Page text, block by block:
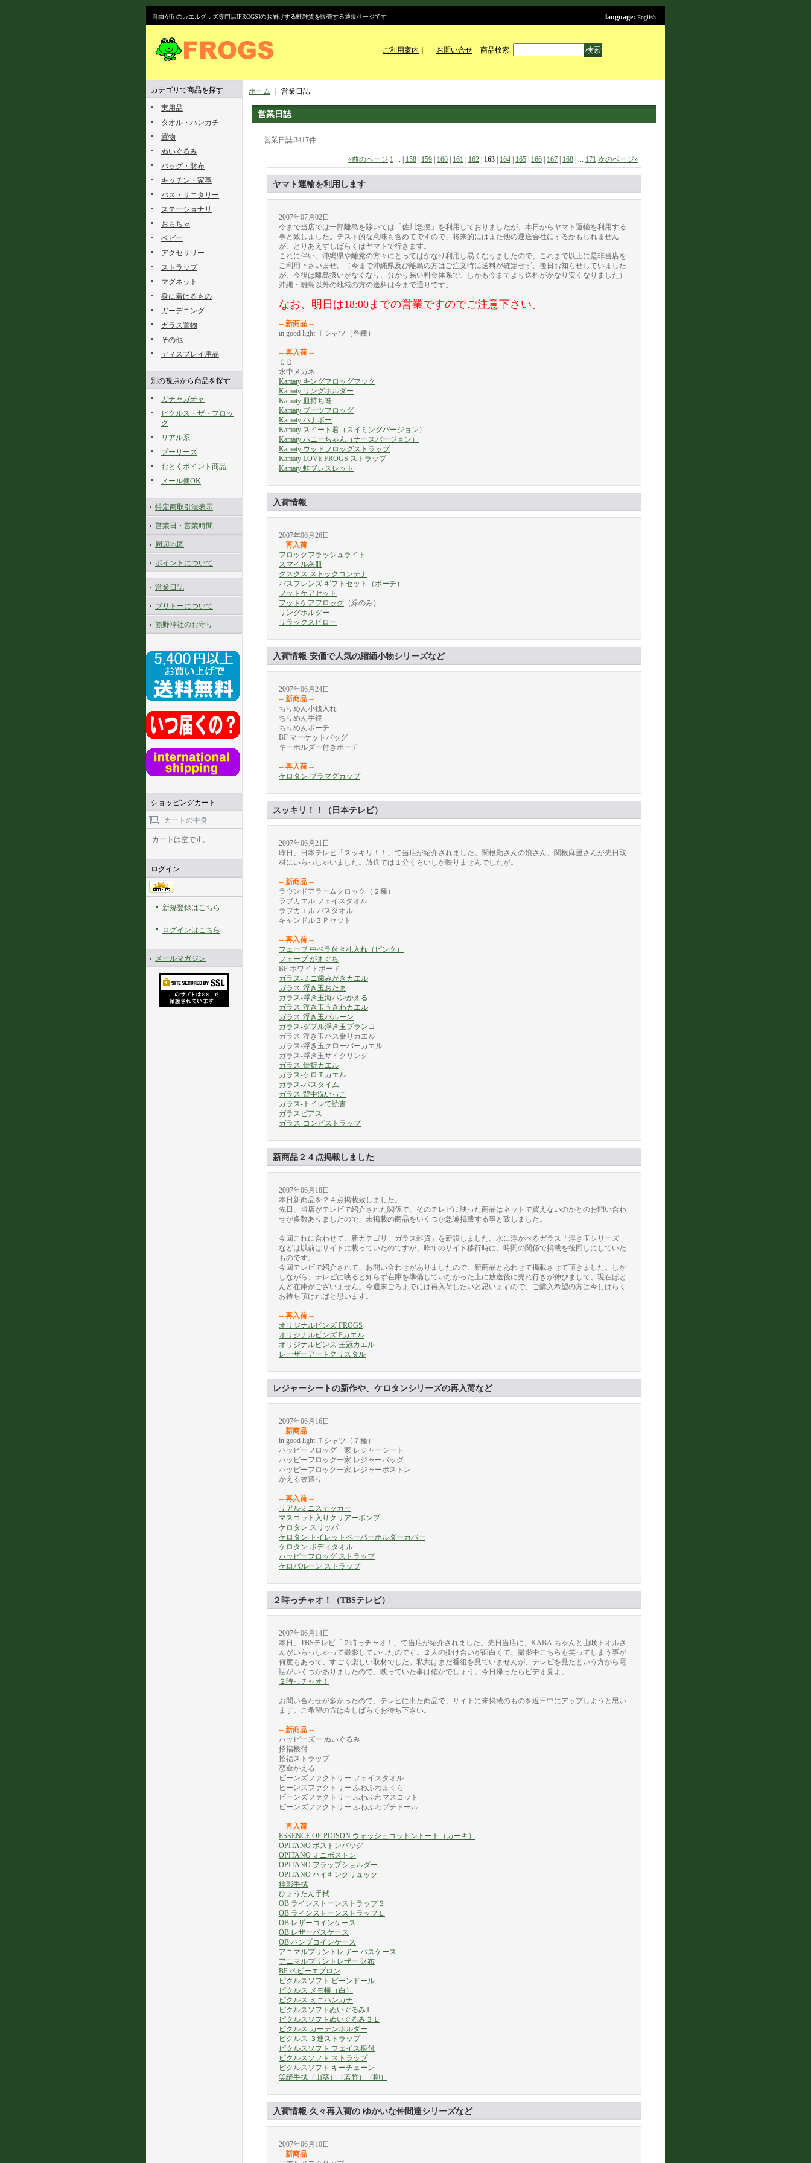
language: English
自由が丘のカエルグッズ専門店[FROGS]のお届けする蛙雑貨を販売する通販ページです
ご利用案内 お問い合せ 商品検索:
カテゴリで商品を探す
実用品
タオル・ハンカチ
置物
ぬいぐるみ
バッグ・財布
キッチン・家事
バス・サニタリー
ステーショナリ
おもちゃ
ベビー
アクセサリー
ストラップ
マグネット
身に着けるもの
ガーデニング
ガラス置物
その他
ディスプレイ用品
別の視点から商品を探す
ガチャガチャ
ピクルス・ザ・フロッ
グ
リアル系
プーリーズ
おとくポイント商品
メール便OK
特定商取引法表示
営業日・営業時間
周辺地図
ポイントについて
営業日誌
ブリトーについて
熊野神社のお守り
ショッピングカート
カートの中身
カートは空です。
ログイン
新規登録はこちら
ログインはこちら
メールマガジン
ホーム 営業日誌
営業日誌
営業日誌:3417件
«前のページ 1 ... 158 159 160 161 162 163 164 165 166 167 168 ... 171 次のページ»
ヤマト運輸を利用します
2007年07月02日
今まで当店では一部離島を除いては「佐川急便」を利用しておりましたが、本日からヤマト運輸を利用する
事と致しました。テスト的な意味も含めてですので、将来的にはまた他の運送会社にするかもしれません
が、とりあえずしばらくはヤマトで行きます。
これに伴い、沖縄県や離党の方々にとってはかなり利用し易くなりましたので、これまで以上に是非当店を
ご利用下さいませ。（今まで沖縄県及び離島の方はご注文時に送料が確定せず、後日お知らせしていました
が、今後は離島扱いがなくなり、分かり易い料金体系で、しかも今までより送料がかなり安くなりました）
沖縄・離島以外の地域の方の送料は今まで通りです。
なお、明日は18:00までの営業ですのでご注意下さい。
-- 新商品 --
in good light Ｔシャツ（各種）
-- 再入荷 --
ＣＤ
水中メガネ
Kamaty キングフロッグフック
Kamaty リングホルダー
Kamaty 皿持ち蛙
Kamaty ブーツフロッグ
Kamaty ハナボー
Kamaty スイート君（スイミングバージョン）
Kamaty ハニーちゃん（ナースバージョン）
Kamaty ウッドフロッグストラップ
Kamaty LOVE FROGS ストラップ
Kamaty 蛙ブレスレット
入荷情報
2007年06月26日
-- 再入荷 --
フロッグフラッシュライト
スマイル灰皿
クスクス ストックコンテナ
バスフレンズ ギフトセット（ポーチ）
フットケアセット
フットケアフロッグ （緑のみ）
リングホルダー
リラックスピロー
入荷情報-安価で人気の縮緬小物シリーズなど
2007年06月24日
-- 新商品 --
ちりめん小銭入れ
ちりめん手鏡
ちりめんポーチ
BF マーケットバッグ
キーホルダー付きポーチ
-- 再入荷 --
ケロタン プラマグカップ
スッキリ！！（日本テレビ）
2007年06月21日
昨日、日本テレビ「スッキリ！！」で当店が紹介されました。関根勤さんの娘さん、関根麻里さんが先日取
材にいらっしゃいました。放送では１分くらいしか映りませんでしたが。
-- 新商品 --
ラウンドアラームクロック（２種）
ラブカエル フェイスタオル
ラブカエル バスタオル
キャンドル３Ｐセット
-- 再入荷 --
フェーブ 中ベラ付き札入れ（ピンク）
フェーブ がまぐち
BF ホワイトボード
ガラス-ミニ歯みがきカエル
ガラス-浮き玉おたま
ガラス-浮き玉海パンかえる
ガラス-浮き玉うきわカエル
ガラス-浮き玉バルーン
ガラス-ダブル浮き玉ブランコ
ガラス-浮き玉ハス乗りカエル
ガラス-浮き玉クローバーカエル
ガラス-浮き玉サイクリング
ガラス-骨折カエル
ガラス-ケロＴカエル
ガラス-バスタイム
ガラス-背中洗いっこ
ガラス-トイレで読書
ガラスピアス
ガラス-コンビストラップ
新商品２４点掲載しました
2007年06月18日
本日新商品を２４点掲載致しました。
先日、当店がテレビで紹介された関係で、そのテレビに映った商品はネットで買えないのかとのお問い合わ
せが多数ありましたので、未掲載の商品をいくつか急遽掲載する事と致しました。
今回これに合わせて、新カテゴリ「ガラス雑貨」を新設しました。水に浮かべるガラス「浮き玉シリーズ」
などは以前はサイトに載っていたのですが、昨年のサイト移行時に、時間の関係で掲載を後回しにしていた
ものです。
今回テレビで紹介されて、お問い合わせがありましたので、新商品とあわせて掲載させて頂きました。しか
しながら、テレビに映ると知らず在庫を準備していなかった上に放送後に売れ行きが伸びまして、現在ほと
んど在庫がございません。今週末ごろまでには再入荷したいと思いますので、ご購入希望の方は今しばらく
お待ち頂ければと思います。
-- 再入荷 --
オリジナルピンズ FROGS
オリジナルピンズ Fカエル
オリジナルピンズ 王冠カエル
レーザーアートクリスタル
レジャーシートの新作や、ケロタンシリーズの再入荷など
2007年06月16日
-- 新商品 --
in good light Ｔシャツ（７種）
ハッピーフロッグ一家 レジャーシート
ハッピーフロッグ一家 レジャーバッグ
ハッピーフロッグ一家 レジャーボストン
かえる蚊遣り
-- 再入荷 --
リアルミニステッカー
マスコット入りクリアーポンプ
ケロタン スリッパ
ケロタン トイレットペーパーホルダーカバー
ケロタン ボディタオル
ハッピーフロッグ ストラップ
ケロバルーン ストラップ
２時っチャオ！（TBSテレビ）
2007年06月14日
本日、TBSテレビ「２時っチャオ！」で当店が紹介されました。先日当店に、KABA.ちゃんと山咲トオルさ
んがいらっしゃって撮影していったのです。２人の掛け合いが面白くて、撮影中こちらも笑ってしまう事が
何度もあって、すごく楽しい取材でした。私共はまだ番組を見ていませんが、テレビを見たという方から電
話がいくつかありましたので、映っていた事は確かでしょう。今日帰ったらビデオ見よ。
２時っチャオ！
お問い合わせが多かったので、テレビに出た商品で、サイトに未掲載のものを近日中にアップしようと思い
ます。ご希望の方は今しばらくお待ち下さい。
-- 新商品 --
ハッピーズー ぬいぐるみ
招福根付
招福ストラップ
恋傘かえる
ビーンズファクトリー フェイスタオル
ビーンズファクトリー ふわふわまくら
ビーンズファクトリー ふわふわマスコット
ビーンズファクトリー ふわふわプチドール
-- 再入荷 --
ESSENCE OF POISON ウォッシュコットントート（カーキ）
OPITANO ボストンバッグ
OPITANO ミニボストン
OPITANO フラップショルダー
OPITANO ハイキングリュック
粋彩手拭
ひょうたん手拭
OB ラインストーンストラップＳ
OB ラインストーンストラップＬ
OB レザーコインケース
OB レザーパスケース
OB ハンプコインケース
アニマルプリントレザー パスケース
アニマルプリントレザー 財布
BF ベビーエプロン
ピクルスソフト ビーンドール
ピクルス メモ帳（白）
ピクルス ミニハンカチ
ピクルスソフトぬいぐるみＬ
ピクルスソフトぬいぐるみ３Ｌ
ピクルス カーテンホルダー
ピクルス ３連ストラップ
ピクルスソフト フェイス根付
ピクルスソフト ストラップ
ピクルスソフト キーチェーン
笑縫手拭（山葵）
（若竹） （柳）
入荷情報-久々再入荷の ゆかいな仲間達シリーズなど
2007年06月10日
-- 新商品 --